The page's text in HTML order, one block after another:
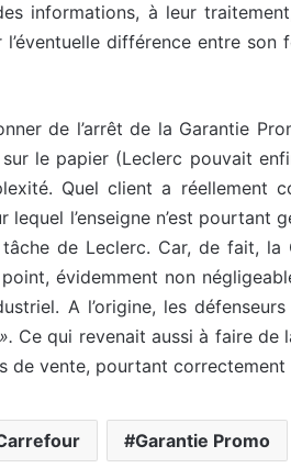
informations, à leur
l’éventuelle différence entre
de l’arrêt de la Garantie
le papier (Leclerc pouvait
Quel client a réellement
l’enseigne n’est pourtant
de Leclerc. Car, de fait,
évidemment non
A l’origine, les
Ce qui revenait aussi à faire de
vente, pourtant
Garantie Promo